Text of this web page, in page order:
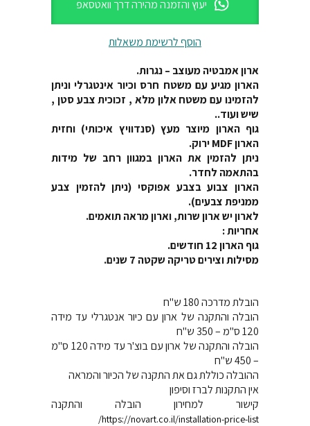
יעוץ והזמנה מהירה דרך וואטסאפ
הוסף לרשימת משאלות
ארון אמבטיה מעוצב – נגרות.
הארון מגיע עם משטח חרס וכיור אינטגרלי וניתן
להזמינו עם משטח אלון מלא , זכוכית צבע סטן ,
שיש ועוד..
גוף הארון מיוצר מעץ (סנדוויץ איכותי) וחזית
הארון MDF ירוק.
ניתן להזמין את הארון במגוון רחב של מידות
בהתאמה לחדר.
הארון צבוע בצבע אפוקסי (ניתן להזמין צבע
ממניפת צבעים).
לארון יש ארון שרות, וארון מראה תואמים.
אחריות :
גוף הארון 12 חודשים.
מסילות וצירים טריקה שקטה 7 שנים.
הובלת מדרכה 180 ש"ח
הובלה והתקנה של ארון עם כיור אנטגרלי עד מידה
120 ס"מ – 350 ש"ח
הובלה והתקנה של ארון עם בוצ'ר עד מידה 120 ס"מ
– 450 ש"ח
ההובלה כוללת גם את התקנה של הכיור והמראה
אין התקנות לברז וסיפון
קישור למחירון הובלה והתקנה
https://novart.co.il/installation-price-list/